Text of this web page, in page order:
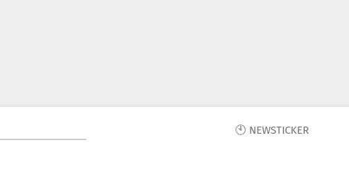
🕙 NEWSTICKER